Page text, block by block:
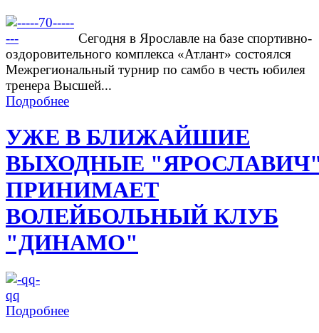
Сегодня в Ярославле на базе спортивно-
оздоровительного комплекса «Атлант» состоялся
Межрегиональный турнир по самбо в честь юбилея
тренера Высшей...
Подробнее
УЖЕ В БЛИЖАЙШИЕ
ВЫХОДНЫЕ
ПРИНИМАЕТ
ВОЛЕЙБОЛЬНЫЙ КЛУБ
"ДИНАМО"
Подробнее